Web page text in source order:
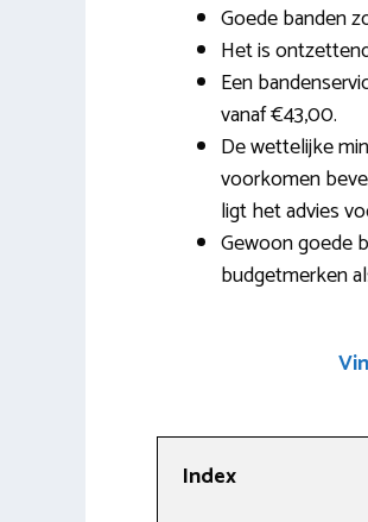
Goede banden
Het is
Een
vanaf €43,00.
De wettelijke
voorkomen
ligt het advies
Gewoon goede
budgetmerken
Index